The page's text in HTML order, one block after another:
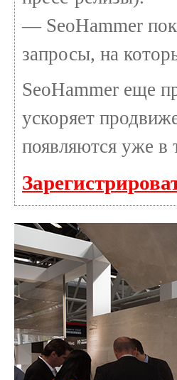
— SeoHammer
запросы, на
SeoHammer еще
ускоряет
появляются уже в